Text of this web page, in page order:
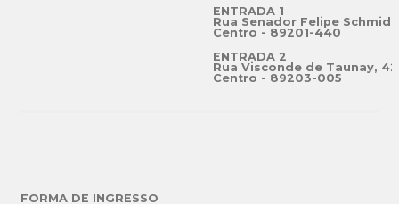
ENTRADA 1
Rua Senador Felipe
Centro - 89201-440
ENTRADA 2
Rua Visconde de Taunay,
Centro - 89203-005
FORMA DE INGRESSO